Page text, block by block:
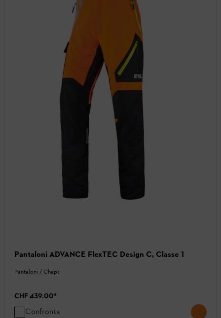
Pantaloni ADVANCE FlexTEC Design C, Classe 1
Pantaloni / Chaps
CHF 439.00*
Confronta